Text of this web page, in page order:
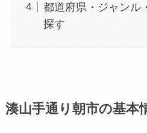
都道府県・ジャンル
探す
湊山手通り朝市の基本